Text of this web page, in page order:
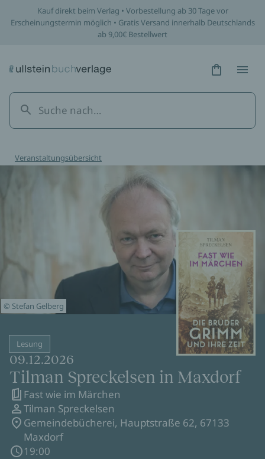
Kauf direkt beim Verlag • Vorbestellung ab 30 Tage vor
Erscheinungstermin möglich • Gratis Versand innerhalb Deutschlands
ab 9,00€ Bestellwert
Hidden
Veranstaltungsübersicht
© Stefan Gelberg
Lesung
09.12.2026
Tilman Spreckelsen in Maxdorf
Fast wie im Märchen
Tilman Spreckelsen
Gemeindebücherei, Hauptstraße 62, 67133
Maxdorf
19:00